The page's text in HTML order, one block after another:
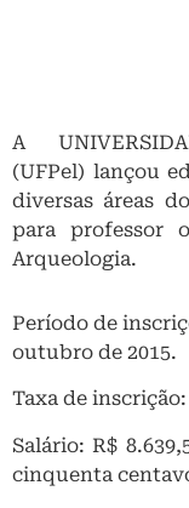
A
(UFPel) lançou
diversas áreas
para professor
Arqueologia.
Período de
outubro de 2015.
Taxa de inscrição:
Salário: R$
cinquenta